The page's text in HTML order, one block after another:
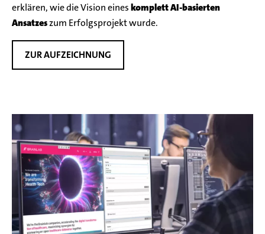
erklären, wie die Vision eineskomplett AI-basierten
Ansatzeszum Erfolgsprojekt wurde.
ZUR AUFZEICHNUNG